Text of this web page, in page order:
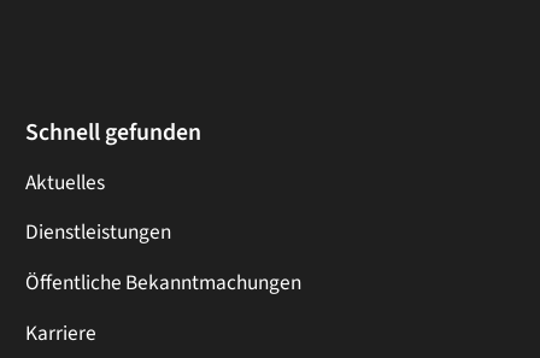
Schnell gefunden
Aktuelles
Dienstleistungen
Öffentliche Bekanntmachungen
Karriere